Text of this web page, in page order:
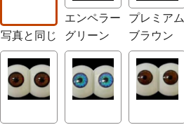
写真と同じ
エンペラー
グリーン
プレミアム
ブラウン